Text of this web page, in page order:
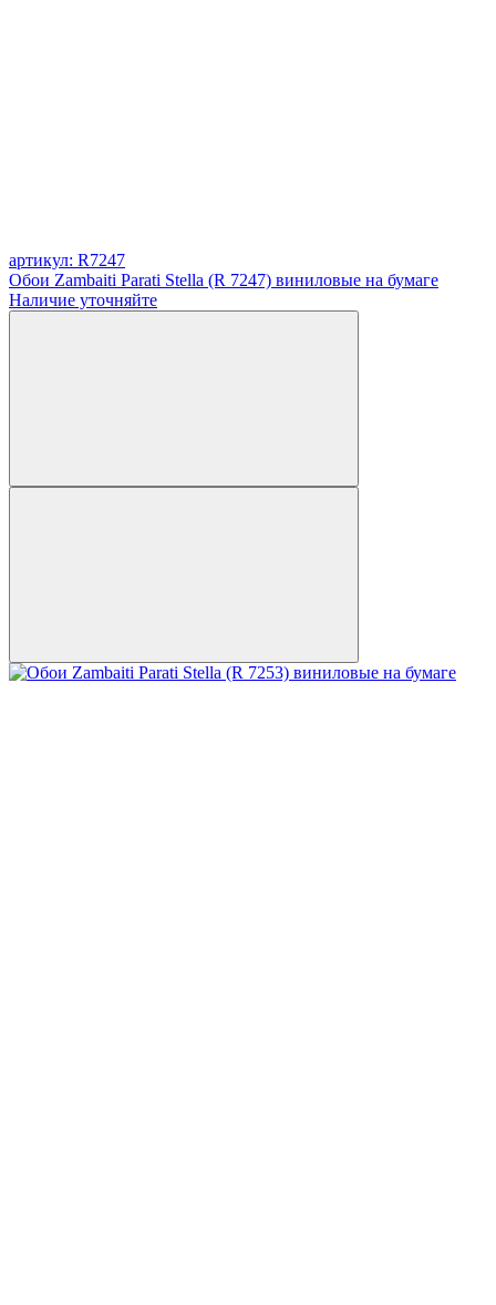
артикул: R7247
Обои Zambaiti Parati Stella (R 7247) виниловые на бумаге
Наличие уточняйте